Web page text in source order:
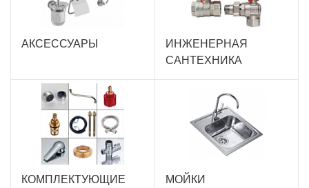
АКСЕССУАРЫ
ИНЖЕНЕРНАЯ
САНТЕХНИКА
КОМПЛЕКТУЮЩИЕ МОЙКИ